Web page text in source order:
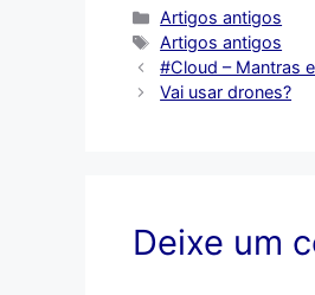
Categorias
Artigos antigos
Tags
Artigos antigos
#Cloud – Mantras
Vai usar drones?
Deixe um